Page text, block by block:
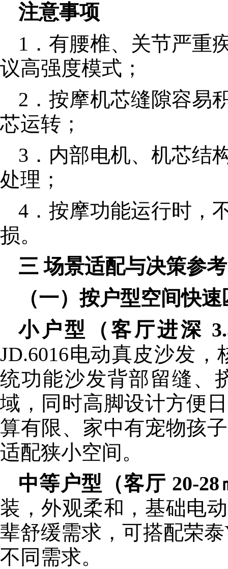
注意事项
1．有腰椎、关节严重
议高强度模式；
2．按摩机芯缝隙容易
芯运转；
3．内部电机、机芯结
处理；
4．按摩功能运行时，
损。
三 场景适配与决策参考
（一）按户型空间快
小户型（客厅进深
JD.6016电动真皮沙发，
统功能沙发背部留缝、
域，同时高脚设计方便
算有限、家中有宠物孩
适配狭小空间。
中等户型（客厅 20-28
装，外观柔和，基础电
辈舒缓需求，可搭配荣
不同需求。